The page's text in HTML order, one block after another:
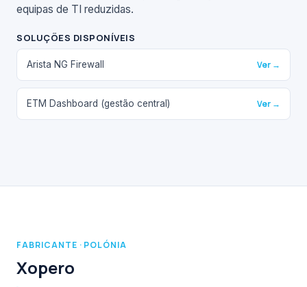
equipas de TI reduzidas.
SOLUÇÕES DISPONÍVEIS
Arista NG Firewall Ver →
ETM Dashboard (gestão central) Ver →
FABRICANTE · POLÓNIA
Xopero